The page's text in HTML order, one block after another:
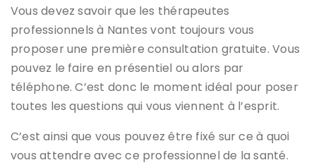
Vous devez savoir que les thérapeutes
professionnels à Nantes vont toujours vous
proposer une première consultation gratuite. Vous
pouvez le faire en présentiel ou alors par
téléphone. C’est donc le moment idéal pour poser
toutes les questions qui vous viennent à l’esprit.
C’est ainsi que vous pouvez être fixé sur ce à quoi
vous attendre avec ce professionnel de la santé.